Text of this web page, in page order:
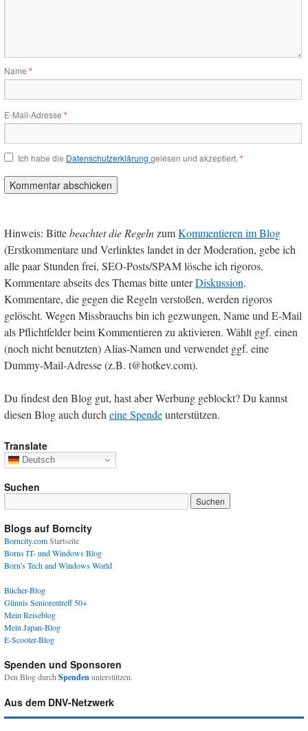
Name *
E-Mail-Adresse *
Ich habe die Datenschutzerklärung gelesen und akzeptiert. *
Hinweis: Bittebeachtet die RegelnzumKommentieren im Blog
(Erstkommentare und Verlinktes landet in der Moderation, gebe ich
alle paar Stunden frei, SEO-Posts/SPAM lösche ich rigoros.
Kommentare abseits des Themas bitte unterDiskussion.
Kommentare, die gegen die Regeln verstoßen, werden rigoros
gelöscht. Wegen Missbrauchs bin ich gezwungen, Name und E-Mail
als Pflichtfelder beim Kommentieren zu aktivieren. Wählt ggf. einen
(noch nicht benutzten) Alias-Namen und verwendet ggf. eine
Dummy-Mail-Adresse (z.B. t@hotkev.com).
Du findest den Blog gut, hast aber Werbung geblockt? Du kannst
diesen Blog auch durcheine Spendeunterstützen.
Translate
Deutsch
Suchen
Blogs auf Borncity
Borncity.comStartseite
Borns IT- und Windows Blog
Born's Tech and Windows World
Bücher-Blog
Günnis Seniorentreff 50+
Mein Reiseblog
Mein Japan-Blog
E-Scooter-Blog
Spenden und Sponsoren
Den Blog durchSpendenunterstützen.
Aus dem DNV-Netzwerk